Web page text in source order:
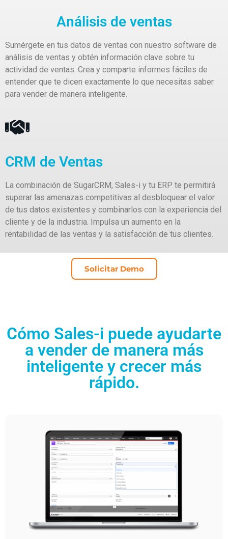
Análisis de ventas
Sumérgete en tus datos de ventas con nuestro software de
análisis de ventas y obtén información clave sobre tu
actividad de ventas. Crea y comparte informes fáciles de
entender que te dicen exactamente lo que necesitas saber
para vender de manera inteligente.
CRM de Ventas
La combinación de SugarCRM, Sales-i y tu ERP te permitirá
superar las amenazas competitivas al desbloquear el valor
de tus datos existentes y combinarlos con la experiencia del
cliente y de la industria. Impulsa un aumento en la
rentabilidad de las ventas y la satisfacción de tus clientes.
Solicitar Demo
Cómo Sales-i puede ayudarte
a vender de manera más
inteligente y crecer más
rápido.